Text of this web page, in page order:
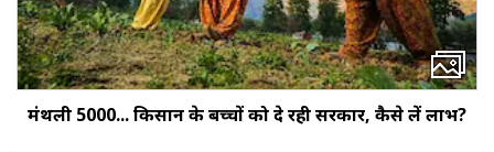
मंथली ₹5000... किसान के बच्‍चों को दे रही सरकार, कैसे लें लाभ?